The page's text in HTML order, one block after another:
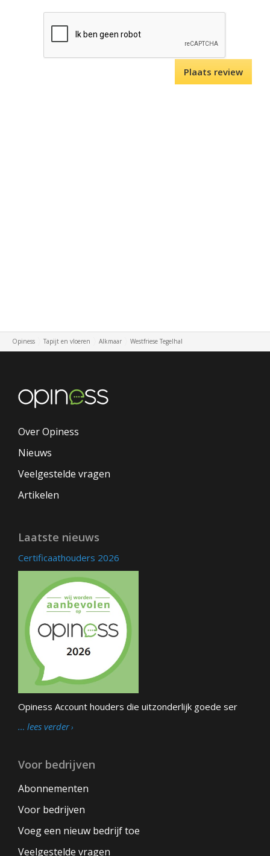
Opiness Tapijt en vloeren Alkmaar Westfriese Tegelhal
Over Opiness
Nieuws
Veelgestelde vragen
Artikelen
Laatste nieuws
Certificaathouders 2026
Opiness Account houders die uitzonderlijk goede ser
… lees verder
Voor bedrijven
Abonnementen
Voor bedrijven
Voeg een nieuw bedrijf toe
Veelgestelde vragen